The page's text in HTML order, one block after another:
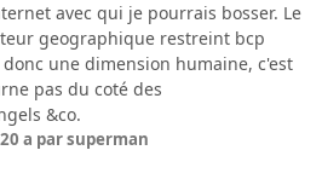
avec qui je pourrais bosser. Le
geographique restreint bcp
une dimension humaine, c'est
pas du coté des
&co.
20 a par superman